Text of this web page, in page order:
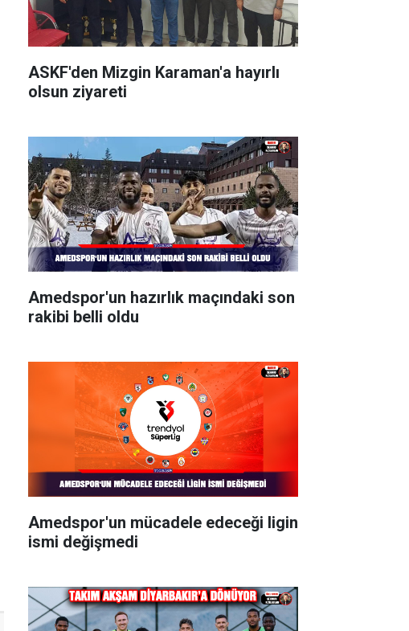
ASKF'den Mizgin Karaman'a hayırlı
olsun ziyareti
Amedspor'un hazırlık maçındaki son
rakibi belli oldu
Amedspor'un mücadele edeceği ligin
ismi değişmedi